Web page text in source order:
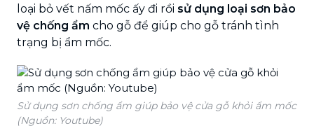
loại bỏ vết nấm mốc ấy đi rồi sử dụng loại sơn bảo
vệ chống ẩm cho gỗ để giúp cho gỗ tránh tình
trạng bị ẩm mốc.
Sử dụng sơn chống ẩm giúp bảo vệ cửa gỗ khỏi ẩm mốc
(Nguồn: Youtube)